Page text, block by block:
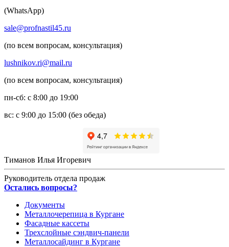
(WhatsApp)
sale@profnastil45.ru
(по всем вопросам, консультация)
lushnikov.ri@mail.ru
(по всем вопросам, консультация)
пн-сб: с 8:00 до 19:00
вс: с 9:00 до 15:00 (без обеда)
Тиманов Илья Игоревич
Руководитель отдела продаж
Остались вопросы?
Документы
Металлочерепица в Кургане
Фасадные кассеты
Трехслойные сэндвич-панели
Металлосайдинг в Кургане